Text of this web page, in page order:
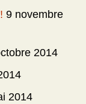
9 novembre
2014
2014